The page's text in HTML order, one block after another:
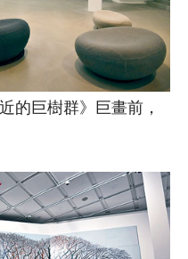
的巨樹群》巨畫前，